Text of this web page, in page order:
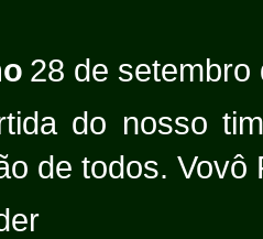
28 de setembro
do nosso
de todos. Vovô